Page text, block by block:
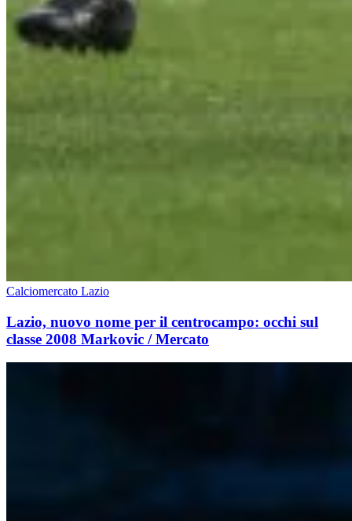
Calciomercato Lazio
Lazio, nuovo nome per il centrocampo: occhi sul
classe 2008 Markovic / Mercato